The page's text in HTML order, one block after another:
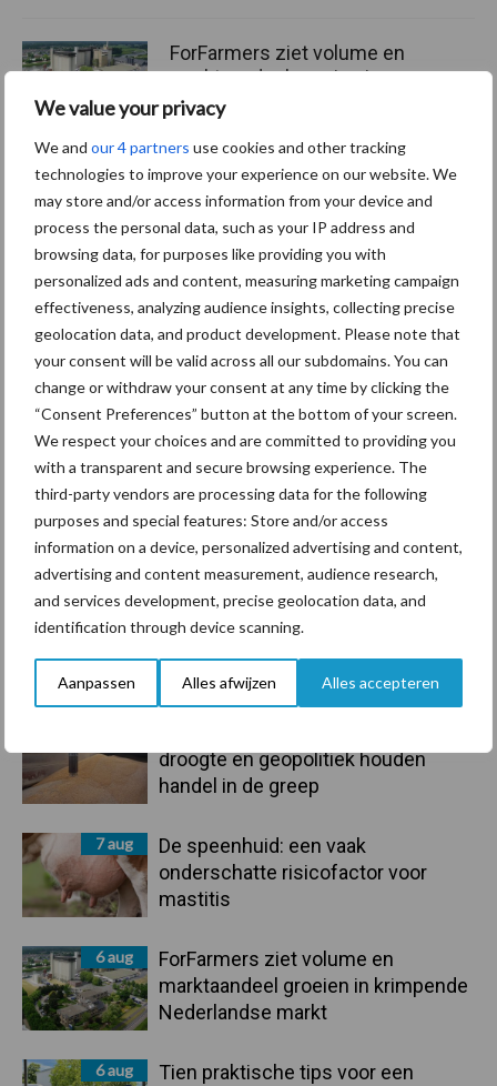
We value your privacy
We and our 4 partners use cookies and other tracking
technologies to improve your experience on our website. We
may store and/or access information from your device and
process the personal data, such as your IP address and
browsing data, for purposes like providing you with
personalized ads and content, measuring marketing campaign
effectiveness, analyzing audience insights, collecting precise
geolocation data, and product development. Please note that
your consent will be valid across all our subdomains. You can
change or withdraw your consent at any time by clicking the
“Consent Preferences” button at the bottom of your screen.
We respect your choices and are committed to providing you
with a transparent and secure browsing experience. The
third-party vendors are processing data for the following
purposes and special features: Store and/or access
information on a device, personalized advertising and content,
advertising and content measurement, audience research,
and services development, precise geolocation data, and
identification through device scanning.
Aanpassen Alles afwijzen Alles accepteren
Primaire
Sidebar
droogte en geopolitiek houden
handel in de greep
7 aug
De speenhuid: een vaak
onderschatte risicofactor voor
mastitis
6 aug
ForFarmers ziet volume en
marktaandeel groeien in krimpende
Nederlandse markt
6 aug
Tien praktische tips voor een
ForFarmers ziet volume en
marktaandeel groeien in
krimpende Nederlandse
markt
Themapagina's
Diergezondheid Bemesting Fokkerij
Beregening Bijproducten
Toon meer